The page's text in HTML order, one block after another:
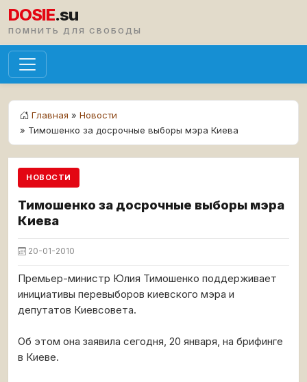
DOSIE.su
ПОМНИТЬ ДЛЯ СВОБОДЫ
Главная » Новости
» Тимошенко за досрочные выборы мэра Киева
НОВОСТИ
Тимошенко за досрочные выборы мэра
Киева
20-01-2010
Премьер-министр Юлия Тимошенко поддерживает
инициативы перевыборов киевского мэра и
депутатов Киевсовета.
Об этом она заявила сегодня, 20 января, на брифинге
в Киеве.